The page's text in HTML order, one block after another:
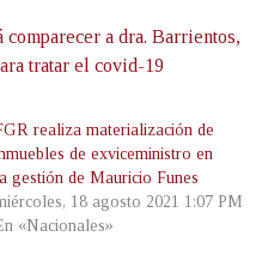
comparecer a dra. Barrientos,
tratar el covid-19
realiza materialización de
de exviceministro en
gestión de Mauricio Funes
18 agosto 2021 1:07 PM
«Nacionales»